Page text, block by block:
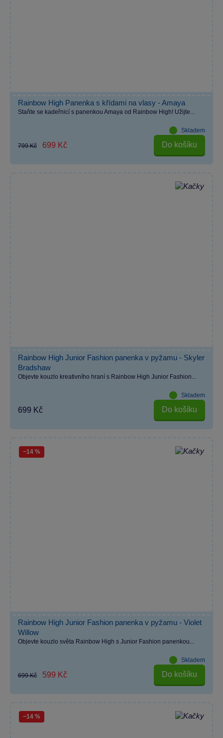
Rainbow High Panenka s křídami na vlasy - Amaya
Staňte se kadeřnicí s panenkou Amaya od Rainbow High! Užijte...
Skladem
799 Kč 699 Kč Do košíku
Rainbow High Junior Fashion panenka v pyžamu - Skyler
Bradshaw
Objevte kouzlo kreativního hraní s Rainbow High Junior Fashion...
Skladem
699 Kč Do košíku
−14 %
Rainbow High Junior Fashion panenka v pyžamu - Violet
Willow
Objevte kouzlo světa Rainbow High s Junior Fashion panenkou...
Skladem
699 Kč 599 Kč Do košíku
−14 %